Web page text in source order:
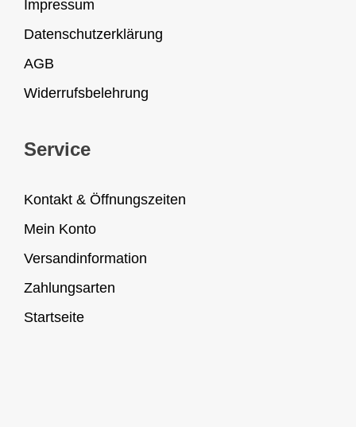
Impressum
Datenschutzerklärung
AGB
Widerrufsbelehrung
Service
Kontakt & Öffnungszeiten
Mein Konto
Versandinformation
Zahlungsarten
Startseite